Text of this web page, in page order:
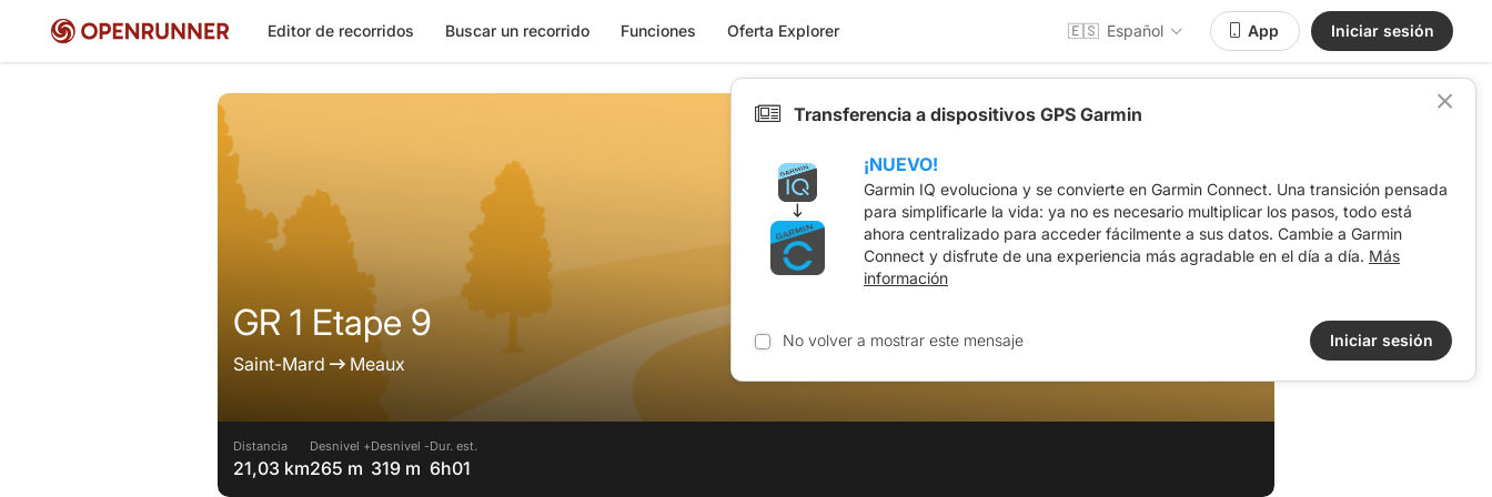
Editor de recorridos Buscar un recorrido Funciones Oferta Explorer 🇪🇸 Español App Iniciar sesión
GR 1 Etape 9
Saint-Mard Meaux
Distancia
21,03 km
Desnivel +
265 m
Desnivel -
319 m
Dur. est.
6h01
Transferencia a dispositivos GPS Garmin
¡NUEVO!
Garmin IQ evoluciona y se convierte en Garmin Connect. Una transición pensada
para simplificarle la vida: ya no es necesario multiplicar los pasos, todo está
ahora centralizado para acceder fácilmente a sus datos. Cambie a Garmin
Connect y disfrute de una experiencia más agradable en el día a día. Más
información
No volver a mostrar este mensaje Iniciar sesión